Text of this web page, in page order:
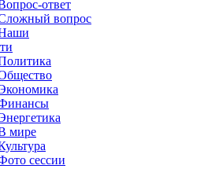
ответ
вопрос
мире
сессии